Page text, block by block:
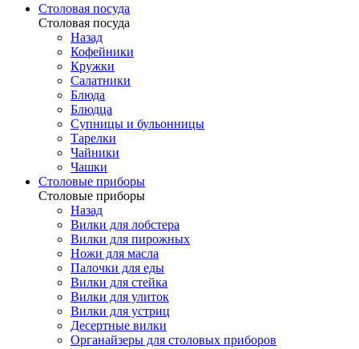
Столовая посуда
Столовая посуда
Назад
Кофейники
Кружки
Салатники
Блюда
Блюдца
Супницы и бульонницы
Тарелки
Чайники
Чашки
Cтоловые приборы
Cтоловые приборы
Назад
Вилки для лобстера
Вилки для пирожных
Ножи для масла
Палочки для еды
Вилки для стейка
Вилки для улиток
Вилки для устриц
Десертные вилки
Органайзеры для столовых приборов